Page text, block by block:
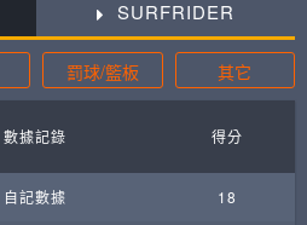
SURFRIDER
罰球/籃板 其它
數據記錄 得分
自記數據 18